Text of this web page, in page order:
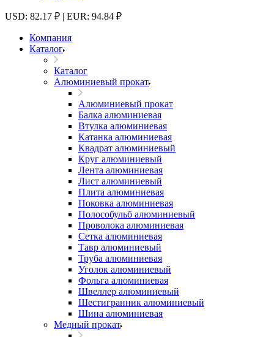
USD: 82.17 ₽ | EUR: 94.84 ₽
Компания
Каталог
Каталог
Алюминиевый прокат
Алюминиевый прокат
Балка алюминиевая
Втулка алюминиевая
Катанка алюминиевая
Квадрат алюминиевый
Круг алюминиевый
Лента алюминиевая
Лист алюминиевый
Плита алюминиевая
Поковка алюминиевая
Полособульб алюминиевый
Проволока алюминиевая
Сетка алюминиевая
Тавр алюминиевый
Труба алюминиевая
Уголок алюминиевый
Фольга алюминиевая
Швеллер алюминиевый
Шестигранник алюминиевый
Шина алюминиевая
Медный прокат